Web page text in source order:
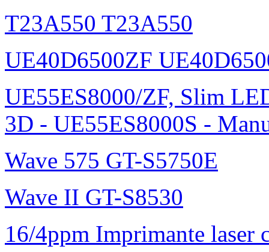
T23A550 T23A550
UE40D6500ZF
UE55ES8000/ZF, Slim
3D - UE55ES8000S -
Wave 575 GT-S5750E
Wave II GT-S8530
16/4ppm Imprimante laser